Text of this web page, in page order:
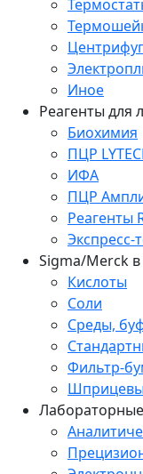
Иное
Реагенты для
Биохимия
ПЦР
ИФА
ПЦР
Реагенты
Экспресс-
Sigma/Merck
Кислоты
Соли
Среды,
Фильтр-